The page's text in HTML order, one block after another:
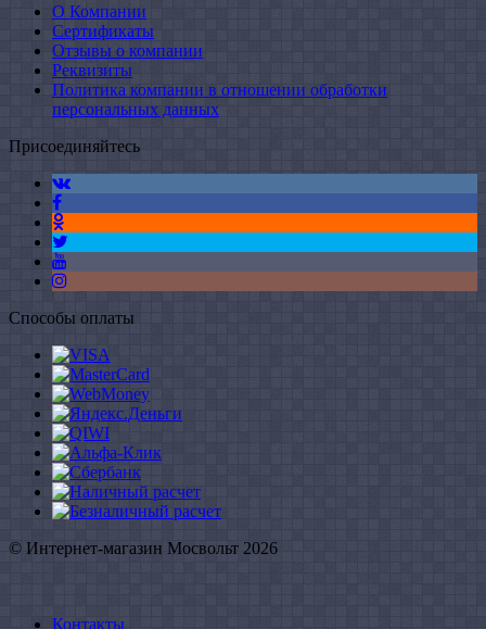
О Компании
Сертификаты
Отзывы о компании
Реквизиты
Политика компании в отношении обработки
персональных данных
Присоединяйтесь
Способы оплаты
© Интернет-магазин Мосвольт 2026
Контакты